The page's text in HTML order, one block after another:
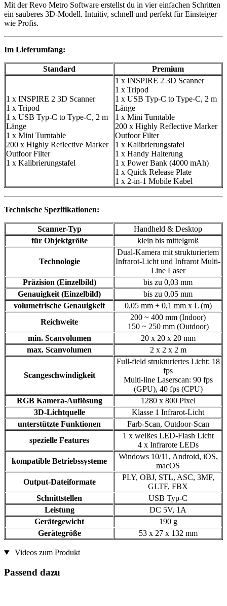
Mit der Revo Metro Software erstellst du in vier einfachen Schritten
ein sauberes 3D-Modell. Intuitiv, schnell und perfekt für Einsteiger
wie Profis.
Im Lieferumfang:
Standard Premium
1 x INSPIRE 2 3D Scanner
1 x Tripod
1 x USB Typ-C to Type-C, 2 m
Länge
1 x Mini Turntable
200 x Highly Reflective Marker
Outfoor Filter
1 x Kalibrierungstafel
1 x INSPIRE 2 3D Scanner
1 x Tripod
1 x USB Typ-C to Type-C, 2 m
Länge
1 x Mini Turntable
200 x Highly Reflective Marker
Outfoor Filter
1 x Kalibrierungstafel
1 x Handy Halterung
1 x Power Bank (4000 mAh)
1 x Quick Release Plate
1 x 2-in-1 Mobile Kabel
Technische Spezifikationen:
Scanner-Typ
Handheld & Desktop
für Objektgröße
klein bis mittelgroß
Technologie
Dual-Kamera mit strukturiertem
Infrarot-Licht und Infrarot Multi-
Line Laser
Präzision (Einzelbild)
bis zu 0,03 mm
Genauigkeit (Einzelbild)
bis zu 0,05 mm
volumetrische Genauigkeit
0,05 mm + 0,1 mm x L (m)
Reichweite
200 ~ 400 mm (Indoor)
150 ~ 250 mm (Outdoor)
min. Scanvolumen
20 x 20 x 20 mm
max. Scanvolumen
2 x 2 x 2 m
Scangeschwindigkeit
Full-field strukturiertes Licht: 18
fps
Multi-line Laserscan: 90 fps
(GPU), 40 fps (CPU)
RGB Kamera-Auflösung
1280 x 800 Pixel
3D-Lichtquelle
Klasse 1 Infrarot-Licht
unterstützte Funktionen
Farb-Scan, Outdoor-Scan
spezielle Features
1 x weißes LED-Flash Licht
4 x Infrarote LEDs
kompatible Betriebssysteme
Windows 10/11, Android, iOS,
macOS
Output-Dateiformate
PLY, OBJ, STL, ASC, 3MF,
GLTF, FBX
Schnittstellen
USB Typ-C
Leistung
DC 5V, 1A
Gerätegewicht
190 g
Gerätegröße
53 x 27 x 132 mm
Videos zum Produkt
Passend dazu